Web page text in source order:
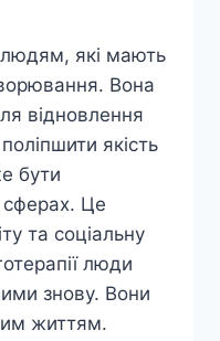
людям, які мають
Вона
відновлення
якість
бути
сферах. Це
та соціальну
люди
знову. Вони
життям.